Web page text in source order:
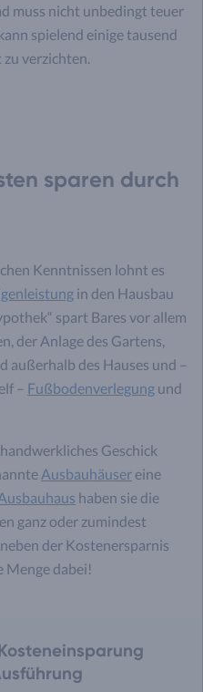
muss nicht unbedingt teuer
spielend einige tausend
verzichten.
sparen durch
Kenntnissen lohnt es
in den Hausbau
spart Bares vor allem
der Anlage des Gartens,
außerhalb des Hauses und –
– Fußbodenverlegung und
Geschick
Ausbauhäuser eine
haben sie die
ganz oder zumindest
der Kostenersparnis
Menge dabei!